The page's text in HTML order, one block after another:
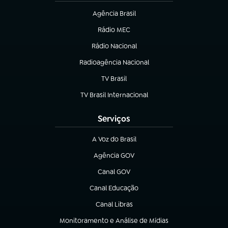
Agência Brasil
(abre em nova aba)
Rádio MEC
(abre em nova aba)
Rádio Nacional
Radioagência Nacional
(abre em nova aba)
TV Brasil
(abre em nova aba)
TV Brasil Internacional
(abre em nova aba)
Serviços
A Voz do Brasil
(abre em nova aba)
Agência GOV
(abre em nova aba)
Canal GOV
(abre em nova aba)
Canal Educação
(abre em nova aba)
Canal Libras
(abre em nova aba)
Monitoramento e Análise de Mídias
(abre em nova aba)